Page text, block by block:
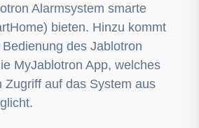
Alarmsystem smarte
bieten. Hinzu kommt
des Jablotron
MyJablotron App, welches
Zugriff auf das System aus